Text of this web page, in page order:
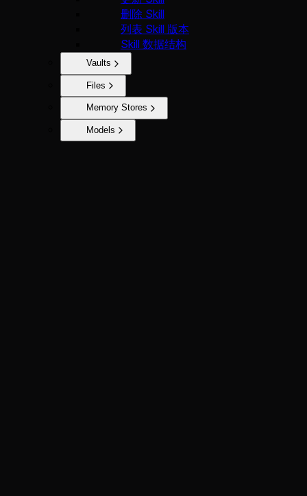
删除 Skill
列表 Skill 版本
Skill 数据结构
Vaults
Files
Memory Stores
Models